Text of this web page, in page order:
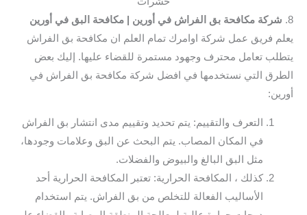
8. شركة مكافحة بق الفراش في أورين
| مكافحة البق في أورين
يعلم فريق عمل شركة اوامرك تمام العلم ان مكافحة بق الفراش
يتطلب تعامل محترف وجهود مستمرة للقضاء عليها. إليك بعض
الطرق التي نستخدمها في افضل شركة مكافحة بق الفراش في
أورين:
التعرف والتقييم: يتم تحديد وتقييم مدى انتشار بق الفراش
في المكان المصاب. يتم البحث عن البق وعلامات وجودها،
مثل البق البالغ والبيوض والفضلات.
كذلك ، المكافحة الحرارية: تعتبر المكافحة الحرارية أحد
الأساليب الفعالة للتخلص من بق الفراش. يتم استخدام